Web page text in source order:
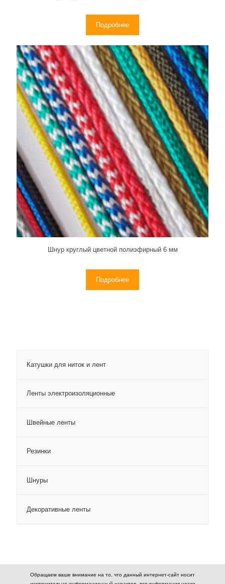
Подробнее
Шнур круглый цветной полиэфирный 6 мм
Подробнее
Катушки для ниток и лент
Ленты электроизоляционные
Швейные ленты
Резинки
Шнуры
Декоративные ленты
Обращаем ваше внимание на то, что данный интернет-сайт носит